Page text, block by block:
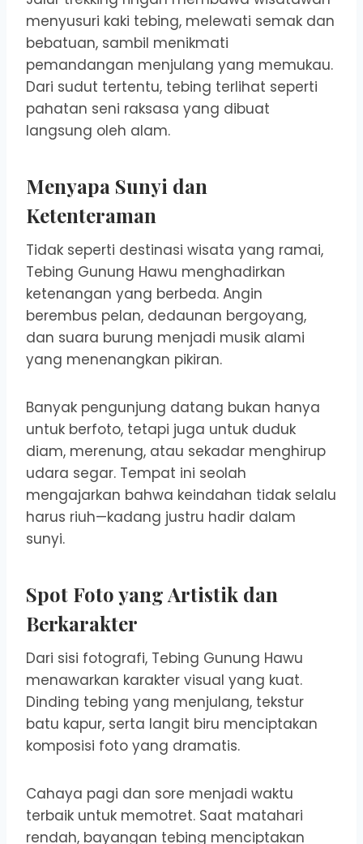
menyusuri kaki tebing, melewati semak dan
bebatuan, sambil menikmati
pemandangan menjulang yang memukau.
Dari sudut tertentu, tebing terlihat seperti
pahatan seni raksasa yang dibuat
langsung oleh alam.
Menyapa Sunyi dan
Ketenteraman
Tidak seperti destinasi wisata yang ramai,
Tebing Gunung Hawu menghadirkan
ketenangan yang berbeda. Angin
berembus pelan, dedaunan bergoyang,
dan suara burung menjadi musik alami
yang menenangkan pikiran.
Banyak pengunjung datang bukan hanya
untuk berfoto, tetapi juga untuk duduk
diam, merenung, atau sekadar menghirup
udara segar. Tempat ini seolah
mengajarkan bahwa keindahan tidak selalu
harus riuh—kadang justru hadir dalam
sunyi.
Spot Foto yang Artistik dan
Berkarakter
Dari sisi fotografi, Tebing Gunung Hawu
menawarkan karakter visual yang kuat.
Dinding tebing yang menjulang, tekstur
batu kapur, serta langit biru menciptakan
komposisi foto yang dramatis.
Cahaya pagi dan sore menjadi waktu
terbaik untuk memotret. Saat matahari
rendah, bayangan tebing menciptakan